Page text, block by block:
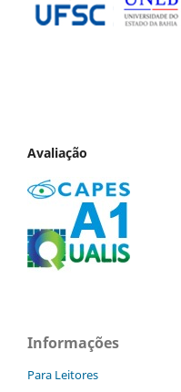
Avaliação
Informações
Para Leitores